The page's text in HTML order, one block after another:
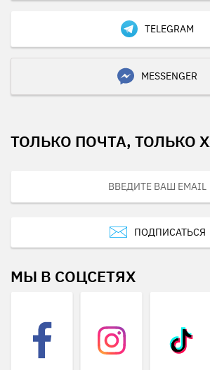
TELEGRAM
MESSENGER
ТОЛЬКО ПОЧТА, ТОЛЬКО
ПОДПИСАТЬСЯ
МЫ В СОЦСЕТЯХ